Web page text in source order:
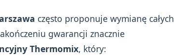
często proponuje wymianę całych
gwarancji znacznie
Thermomix, który: